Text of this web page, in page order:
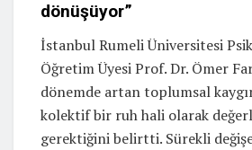
dönüşüyor”
İstanbul Rumeli Üniversitesi
Öğretim Üyesi Prof. Dr. Ömer
dönemde artan toplumsal
kolektif bir ruh hali olarak
gerektiğini belirtti. Sürekli